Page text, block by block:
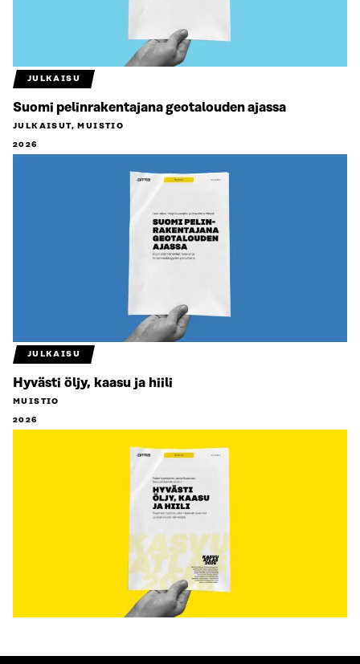
JULKAISU
Suomi pelinrakentajana geotalouden ajassa
JULKAISUT, MUISTIO
2026
JULKAISU
Hyvästi öljy, kaasu ja hiili
MUISTIO
2026